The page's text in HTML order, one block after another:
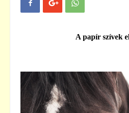
A papír szívek